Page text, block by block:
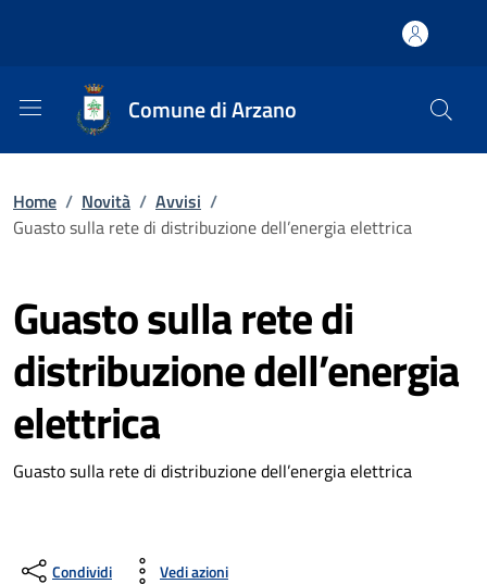
Comune di Arzano
Home / Novità / Avvisi /
Guasto sulla rete di distribuzione dell’energia elettrica
Guasto sulla rete di
distribuzione dell’energia
elettrica
Guasto sulla rete di distribuzione dell’energia elettrica
Condividi Vedi azioni